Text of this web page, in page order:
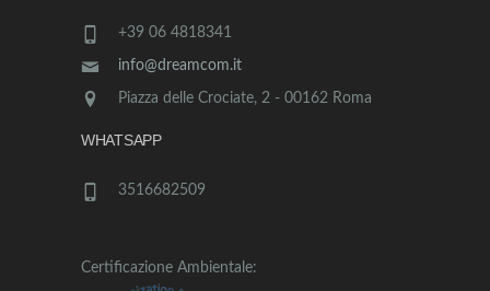
+39 06 4818341
info@dreamcom.it
Piazza delle Crociate, 2 - 00162 Roma
WHATSAPP
3516682509
Certificazione Ambientale: